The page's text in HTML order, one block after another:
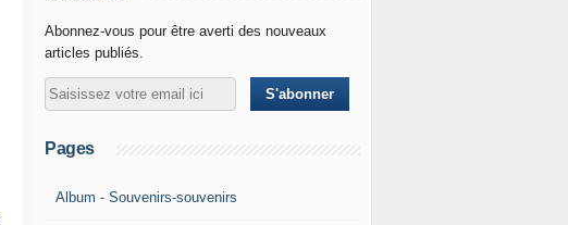
Abonnez-vous pour être averti des nouveaux
articles publiés.
Pages
Album - Souvenirs-souvenirs